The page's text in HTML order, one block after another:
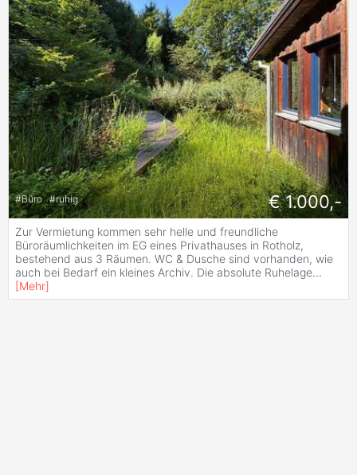
#Büro #ruhig € 1.000,-
Zur Vermietung kommen sehr helle und freundliche
Büroräumlichkeiten im EG eines Privathauses in Rotholz,
bestehend aus 3 Räumen. WC & Dusche sind vorhanden, wie
auch bei Bedarf ein kleines Archiv. Die absolute Ruhelage...
[Mehr]